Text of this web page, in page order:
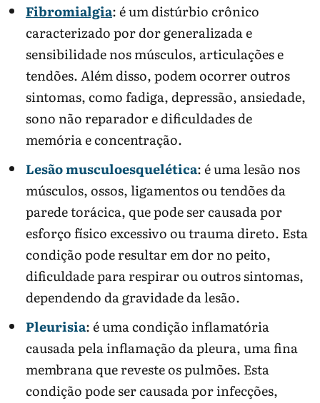
Fibromialgia: é um distúrbio crônico
caracterizado por dor generalizada e
sensibilidade nos músculos, articulações e
tendões. Além disso, podem ocorrer outros
sintomas, como fadiga, depressão, ansiedade,
sono não reparador e dificuldades de
memória e concentração.
Lesão musculoesquelética: é uma lesão nos
músculos, ossos, ligamentos ou tendões da
parede torácica, que pode ser causada por
esforço físico excessivo ou trauma direto. Esta
condição pode resultar em dor no peito,
dificuldade para respirar ou outros sintomas,
dependendo da gravidade da lesão.
Pleurisia: é uma condição inflamatória
causada pela inflamação da pleura, uma fina
membrana que reveste os pulmões. Esta
condição pode ser causada por infecções,